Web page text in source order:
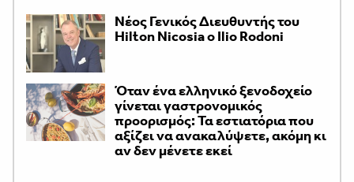
Νέος Γενικός Διευθυντής του
Hilton Nicosia ο Ilio Rodoni
Όταν ένα ελληνικό ξενοδοχείο
γίνεται γαστρονομικός
προορισμός: Τα εστιατόρια που
αξίζει να ανακαλύψετε, ακόμη κι
αν δεν μένετε εκεί